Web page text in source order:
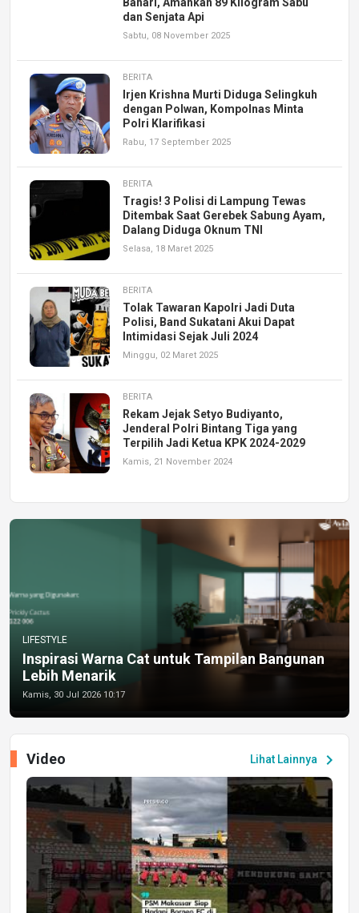
dan Senjata Api
Sabtu, 08 November 2025
BERITA
Irjen Krishna Murti Diduga Selingkuh
dengan Polwan, Kompolnas Minta
Polri Klarifikasi
Rabu, 17 September 2025
BERITA
Tragis! 3 Polisi di Lampung Tewas
Ditembak Saat Gerebek Sabung Ayam,
Dalang Diduga Oknum TNI
Selasa, 18 Maret 2025
BERITA
Tolak Tawaran Kapolri Jadi Duta
Polisi, Band Sukatani Akui Dapat
Intimidasi Sejak Juli 2024
Minggu, 02 Maret 2025
BERITA
Rekam Jejak Setyo Budiyanto,
Jenderal Polri Bintang Tiga yang
Terpilih Jadi Ketua KPK 2024-2029
Kamis, 21 November 2024
LIFESTYLE
Inspirasi Warna Cat untuk Tampilan Bangunan
Lebih Menarik
Kamis, 30 Jul 2026 10:17
Lihat Lainnya chevron_right
Video